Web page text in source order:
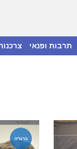
תרבות ופנאי
ברנז'ה